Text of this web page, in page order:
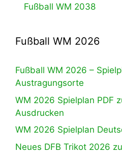
Fußball WM 2038
Fußball WM 2026
Fußball WM 2026 –
Austragungsorte
WM 2026 Spielplan PDF
Ausdrucken
WM 2026 Spielplan
Neues DFB Trikot 2026